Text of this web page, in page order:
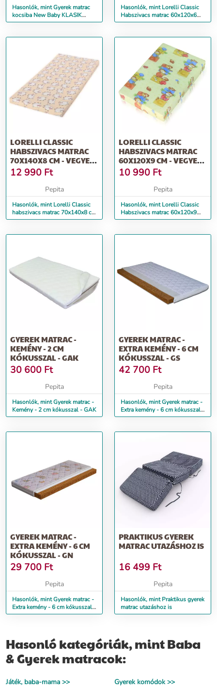
Hasonlók, mint Gyerek matrac
kocsiba New Baby KLASIK
75x35x3 szivacs-hajdina fehér
Hasonlók, mint Lorelli Classic
Habszivacs matrac 60x120x6
cm - vegyes színekben
LORELLI CLASSIC
HABSZIVACS MATRAC
70X140X8 CM - VEGYES
SZÍNEKBEN
12 990 Ft
Pepita
Hasonlók, mint Lorelli Classic
habszivacs matrac 70x140x8 cm
- vegyes színekben
LORELLI CLASSIC
HABSZIVACS MATRAC
60X120X9 CM - VEGYES
SZÍNEKBEN
10 990 Ft
Pepita
Hasonlók, mint Lorelli Classic
Habszivacs matrac 60x120x9
cm - vegyes színekben
GYEREK MATRAC -
KEMÉNY - 2 CM
KÓKUSSZAL - GAK
30 600 Ft
Pepita
Hasonlók, mint Gyerek matrac -
Kemény - 2 cm kókusszal - GAK
GYEREK MATRAC -
EXTRA KEMÉNY - 6 CM
KÓKUSSZAL - GS
42 700 Ft
Pepita
Hasonlók, mint Gyerek matrac -
Extra kemény - 6 cm kókusszal -
GS
GYEREK MATRAC -
EXTRA KEMÉNY - 6 CM
KÓKUSSZAL - GN
29 700 Ft
Pepita
Hasonlók, mint Gyerek matrac -
Extra kemény - 6 cm kókusszal -
GN
PRAKTIKUS GYEREK
MATRAC UTAZÁSHOZ IS
16 499 Ft
Pepita
Hasonlók, mint Praktikus gyerek
matrac utazáshoz is
Hasonló kategóriák, mint Baba
& Gyerek matracok:
Játék, baba-mama >> Gyerek komódok >>